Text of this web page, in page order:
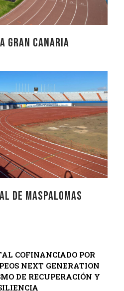
Gran Canaria
de Maspalomas
COFINANCIADO POR
NEXT GENERATION
DE RECUPERACIÓN Y